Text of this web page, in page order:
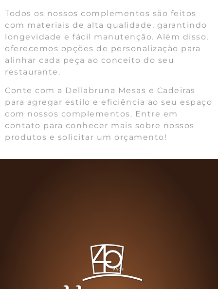
Todos os nossos complementos são feitos
com materiais de alta qualidade, garantindo
longevidade e fácil manutenção. Além disso,
oferecemos opções de personalização para
alinhar cada peça ao conceito do seu
restaurante.
Conte com a Dellabruna Mesas e Cadeiras
para agregar estilo e eficiência ao seu espaço
com nossos complementos. Entre em
contato para conhecer mais sobre nossos
produtos e solicitar um orçamento!